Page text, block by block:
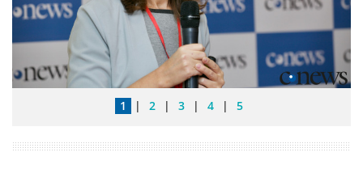
1 | 2 | 3 | 4 | 5